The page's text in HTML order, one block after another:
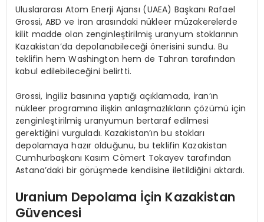
Uluslararası Atom Enerji Ajansı (UAEA) Başkanı Rafael
Grossi, ABD ve İran arasındaki nükleer müzakerelerde
kilit madde olan zenginleştirilmiş uranyum stoklarının
Kazakistan’da depolanabileceği önerisini sundu. Bu
teklifin hem Washington hem de Tahran tarafından
kabul edilebileceğini belirtti.
Grossi, İngiliz basınına yaptığı açıklamada, İran’ın
nükleer programına ilişkin anlaşmazlıkların çözümü için
zenginleştirilmiş uranyumun bertaraf edilmesi
gerektiğini vurguladı. Kazakistan’ın bu stokları
depolamaya hazır olduğunu, bu teklifin Kazakistan
Cumhurbaşkanı Kasım Cömert Tokayev tarafından
Astana’daki bir görüşmede kendisine iletildiğini aktardı.
Uranium Depolama İçin Kazakistan
Güvencesi